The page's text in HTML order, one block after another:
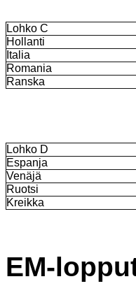
Lohko C
Hollanti
Italia
Romania
Ranska
Lohko D
Espanja
Venäjä
Ruotsi
Kreikka
EM-